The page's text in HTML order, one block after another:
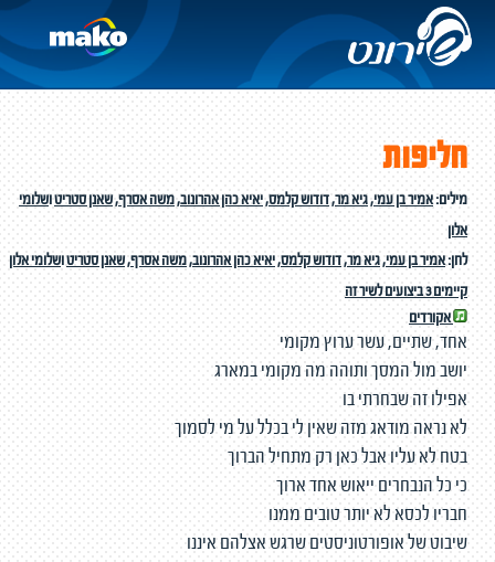
חליפות
מילים:אמיר בן עמי,גיא מר,דודוש קלמס,יאיא כהן אהרונוב,משה אסרף,שאנן סטריטושלומי
אלון
לחן:אמיר בן עמי,גיא מר,דודוש קלמס,יאיא כהן אהרונוב,משה אסרף,שאנן סטריטושלומי אלון
קיימים 3 ביצועים לשיר זה
אקורדים
אחד, שתיים, עשר ערוץ מקומי
יושב מול המסך ותוהה מה מקומי במארג
אפילו זה שבחרתי בו
לא נראה מודאג מזה שאין לי בכלל על מי לסמוך
בטח לא עליו אבל כאן רק מתחיל הברוך
כי כל הנבחרים ייאוש אחד ארוך
חבריו לכסא לא יותר טובים ממנו
שיבוט של אופורטוניסטים שרגש אצלהם איננו